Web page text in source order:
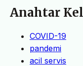
Anahtar
COVID-19
pandemi
acil servis